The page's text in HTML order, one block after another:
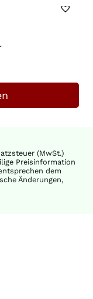
(MwSt.)
Preisinformation
dem
Änderungen,